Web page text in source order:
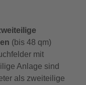
(bis 48 qm)
mit
Anlage sind
als zweiteilige